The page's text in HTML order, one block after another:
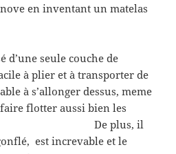
en inventant un matelas
d’une seule couche de
à plier et à transporter de
à s’allonger dessus, meme
flotter aussi bien les
De plus, il
est increvable et le